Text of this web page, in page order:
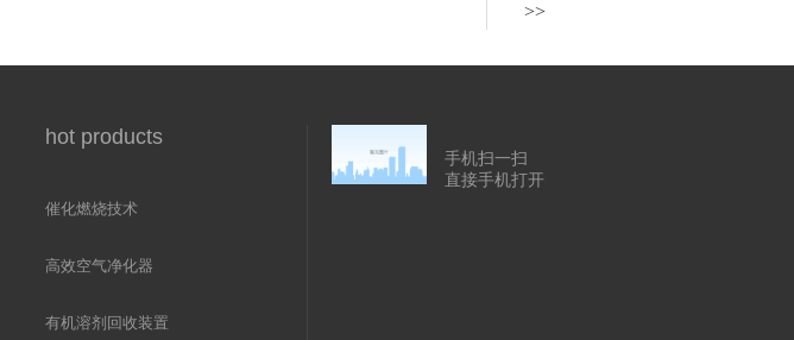
>>
hot products
催化燃烧技术
高效空气净化器
有机溶剂回收装置
手机扫一扫
直接手机打开